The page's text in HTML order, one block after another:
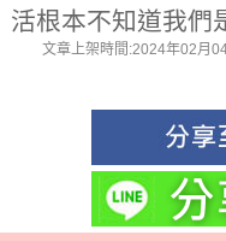
活根本不知道我
文章上架時間:2024年02月